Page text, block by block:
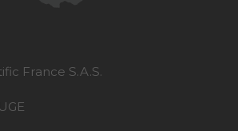
France S.A.S.